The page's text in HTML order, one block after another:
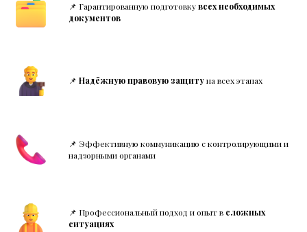
📌 Гарантированную подготовкувсех необходимых
документов
📌 Надёжную правовую защитуна всех этапах
📌 Эффективную коммуникацию с контролирующими и
надзорными органами
📌 Профессиональный подход и опыт в сложных
ситуациях